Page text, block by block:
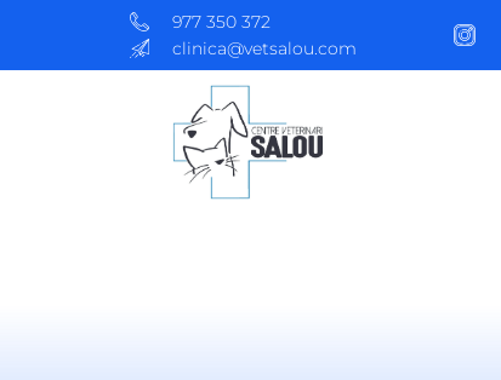
977 350 372
clinica@vetsalou.com